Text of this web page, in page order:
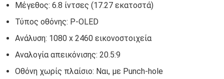
Μέγεθος: 6.8 ίντσες (17.27 εκατοστά)
Τύπος οθόνης: P-OLED
Ανάλυση: 1080 x 2460 εικονοστοιχεία
Αναλογία απεικόνισης: 20.5:9
Οθόνη χωρίς πλαίσιο: Ναι, με Punch-hole